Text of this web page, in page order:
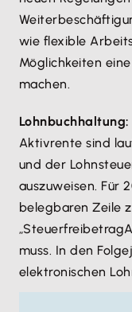
wie flexible
Möglichkeiten
machen.
Lohnbuchhaltung:
Aktivrente sind
und der
auszuweisen. Für
belegbaren Zeile
muss. In den
elektronischen